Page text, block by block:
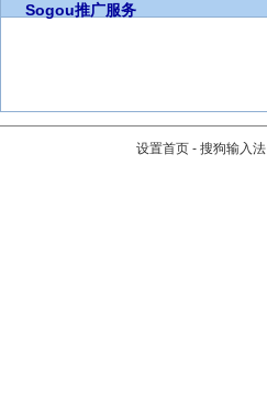
Sogou推广服务
设置首页 - 搜狗输入法